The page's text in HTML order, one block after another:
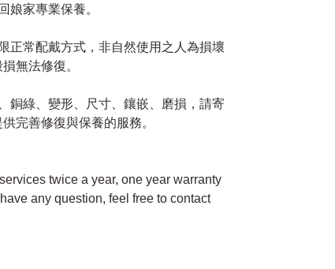
娘家專業保養。
正常配戴方式，非自然使用之人為損壞
無法修復。
銅綠、變形、尺寸、鑲嵌、磨損，請寄
完善修復與保養的服務。
twice a year, one year warranty
any question, feel free to contact